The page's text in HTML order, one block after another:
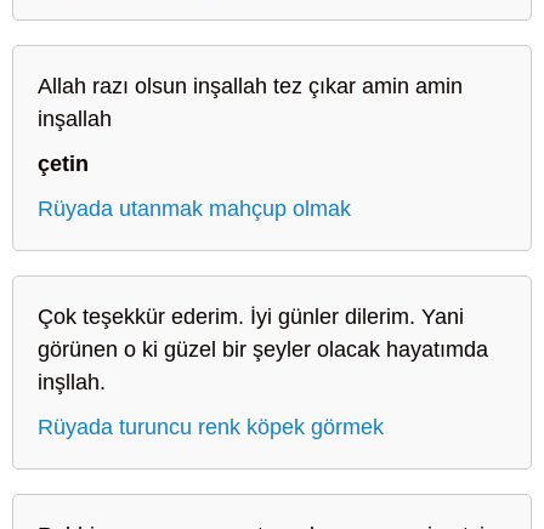
Allah razı olsun inşallah tez çıkar amin amin
inşallah
çetin
Rüyada utanmak mahçup olmak
Çok teşekkür ederim. İyi günler dilerim. Yani
görünen o ki güzel bir şeyler olacak hayatımda
inşllah.
Rüyada turuncu renk köpek görmek